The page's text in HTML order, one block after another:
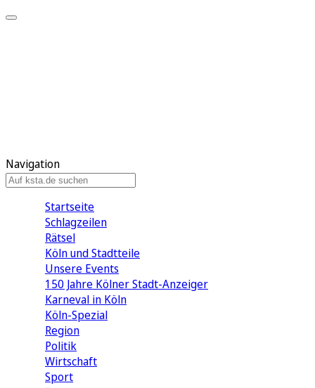
Navigation
Startseite
Schlagzeilen
Rätsel
Köln und Stadtteile
Unsere Events
150 Jahre Kölner Stadt-Anzeiger
Karneval in Köln
Köln-Spezial
Region
Politik
Wirtschaft
Sport